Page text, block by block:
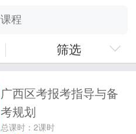
筛选
广西区考报考指导与备
考规划
总课时：2课时